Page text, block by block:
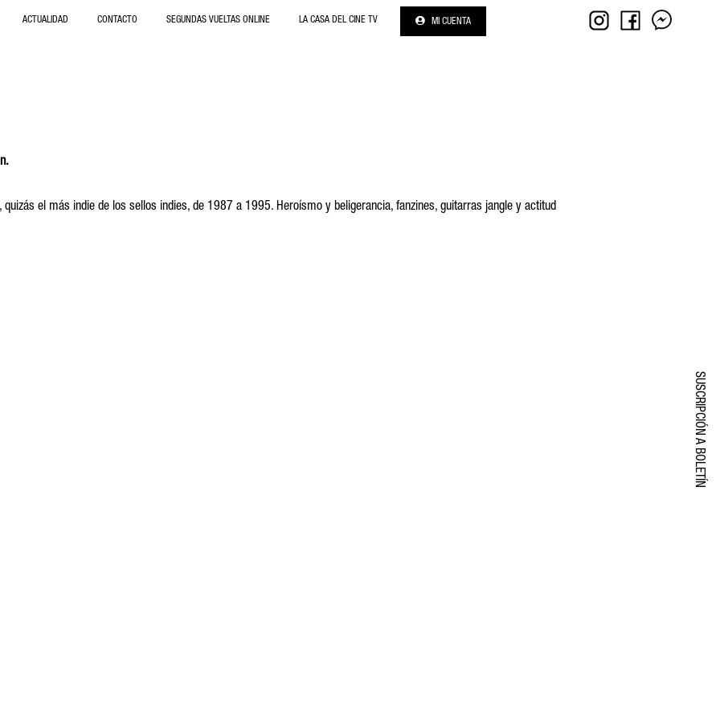
ACTUALIDAD CONTACTO SEGUNDAS VUELTAS ONLINE LA CASA DEL CINE TV MI CUENTA
SUSCRIPCIÓN A BOLETÍN
el más indie de los sellos indies, de 1987 a 1995. Heroísmo y beligerancia, fanzines, guitarras jangle y actitud